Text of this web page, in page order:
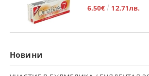
6.50€ 12.71лв.
Новини